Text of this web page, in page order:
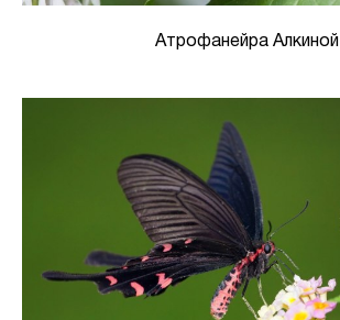
Атрофанейра Алкиной